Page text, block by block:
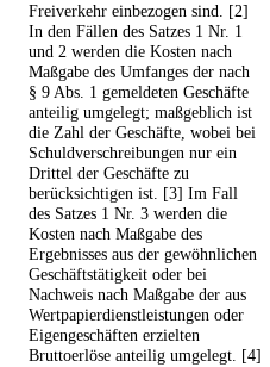
Freiverkehr einbezogen sind. [2]
In den Fällen des Satzes 1 Nr. 1
und 2 werden die Kosten nach
Maßgabe des Umfanges der nach
§ 9 Abs. 1 gemeldeten Geschäfte
anteilig umgelegt; maßgeblich ist
die Zahl der Geschäfte, wobei bei
Schuldverschreibungen nur ein
Drittel der Geschäfte zu
berücksichtigen ist. [3] Im Fall
des Satzes 1 Nr. 3 werden die
Kosten nach Maßgabe des
Ergebnisses aus der gewöhnlichen
Geschäftstätigkeit oder bei
Nachweis nach Maßgabe der aus
Wertpapierdienstleistungen oder
Eigengeschäften erzielten
Bruttoerlöse anteilig umgelegt. [4]